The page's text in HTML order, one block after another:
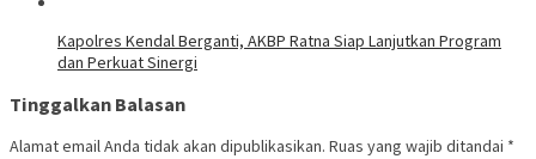
Kapolres Kendal Berganti, AKBP Ratna Siap Lanjutkan Program
dan Perkuat Sinergi
Tinggalkan Balasan
Alamat email Anda tidak akan dipublikasikan. Ruas yang wajib ditandai *